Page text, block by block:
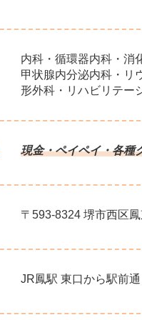
内科・循環器内科・消
甲状腺内分泌内科・リ
形外科・リハビリテー
現金・ペイペイ・各種
〒593-8324 堺市西区
JR鳳駅 東口から駅前